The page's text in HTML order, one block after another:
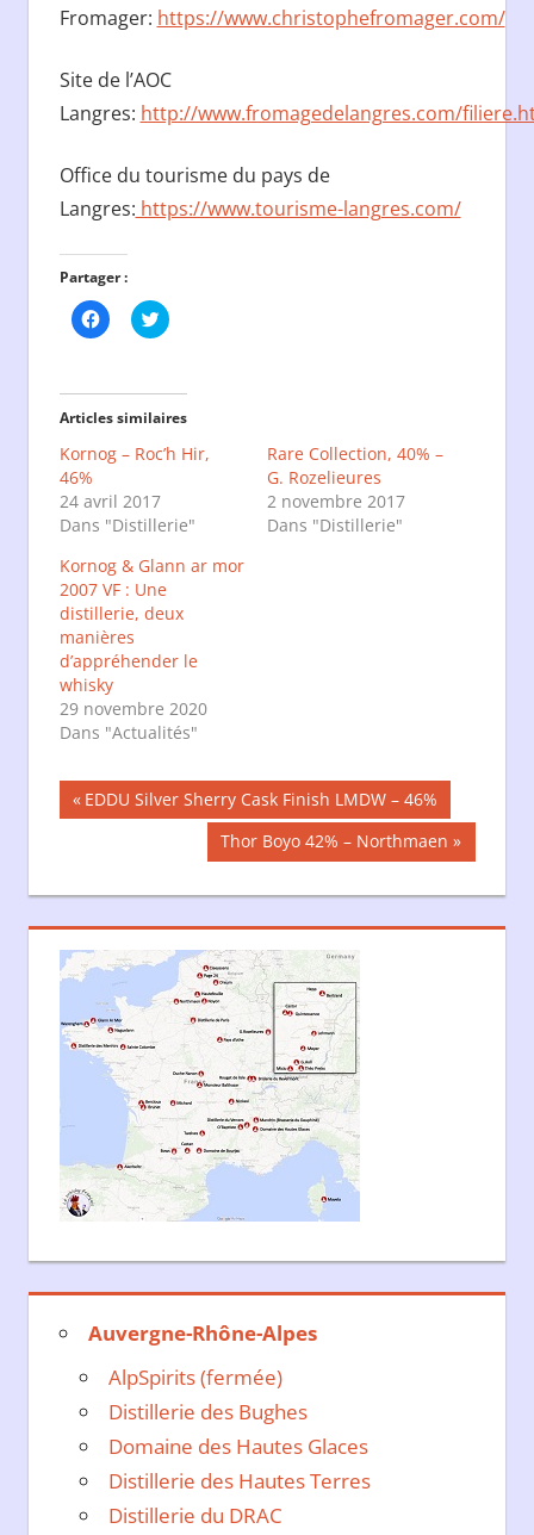
Fromager: https://www.christophefromager.com/
Site de l’AOC
Langres: http://www.fromagedelangres.com/
Office du tourisme du pays de
Langres: https://www.tourisme-langres.com/
Partager :
Cliquez
pour
dans
une
nouvelle
Cliquez
pour
dans
une
nouvelle
Articles similaires
Kornog – Roc’h Hir,
46%
24 avril 2017
Dans "Distillerie"
Rare Collection, 40% –
G. Rozelieures
2 novembre 2017
Dans "Distillerie"
Kornog & Glann ar mor
2007 VF : Une
distillerie, deux
manières
d’appréhender le
whisky
29 novembre 2020
Dans "Actualités"
Navigation
l’article
Publication
précédente :
EDDU Silver Sherry Cask Finish LMDW – 46%
Publication
suivante :
Thor Boyo 42% – Northmaen
Auvergne-Rhône-Alpes
AlpSpirits (fermée)
Distillerie des Bughes
Domaine des Hautes Glaces
Distillerie des Hautes Terres
Distillerie du DRAC